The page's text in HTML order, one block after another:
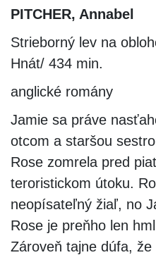
PITCHER, Annabel
Strieborný lev na
Hnát/ 434 min.
anglické romány
Jamie sa práve
otcom a staršou
Rose zomrela pred
teroristickom útoku.
neopísateľný žiaľ, no
Rose je preňho len
Zároveň tajne dúfa,